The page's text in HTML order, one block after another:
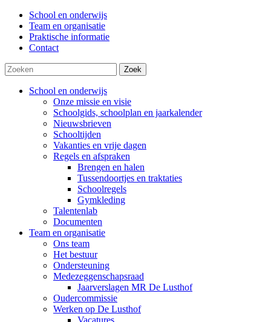
School en onderwijs
Team en organisatie
Praktische informatie
Contact
Zoek
School en onderwijs
Onze missie en visie
Schoolgids, schoolplan en jaarkalender
Nieuwsbrieven
Schooltijden
Vakanties en vrije dagen
Regels en afspraken
Brengen en halen
Tussendoortjes en traktaties
Schoolregels
Gymkleding
Talentenlab
Documenten
Team en organisatie
Ons team
Het bestuur
Ondersteuning
Medezeggenschapsraad
Jaarverslagen MR De Lusthof
Oudercommissie
Werken op De Lusthof
Vacatures